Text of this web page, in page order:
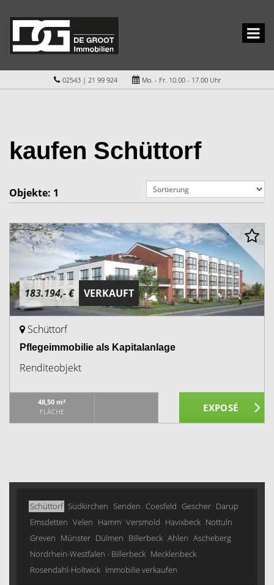
02543 | 21 99 924 Mo. - Fr. 10.00 - 17.00 Uhr
kaufen Schüttorf
Objekte: 1
183.194,- € VERKAUFT
Schüttorf
Pflegeimmobilie als Kapitalanlage
Renditeobjekt
48,50 m²
FLÄCHE
Schüttorf Südkirchen Senden Coesfeld Gescher Darup
Emsdetten Velen Hamm Versmold Havixbeck Nottuln
Greven Münster Dülmen Billerbeck Ahlen Ascheberg
Nordrhein-Westfalen - Billerbeck Mecklenbeck
Rosendahl-Holtwick Immobilie verkaufen